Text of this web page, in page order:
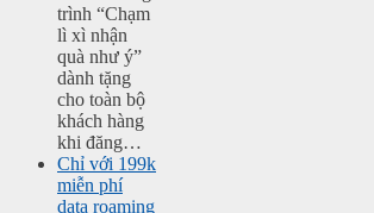
trình “Chạm
lì xì nhận
quà như ý”
dành tặng
cho toàn bộ
khách hàng
khi đăng…
Chỉ với 199k
miễn phí
data roaming